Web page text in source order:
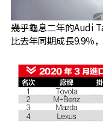
幾乎龜息二年的Audi
比去年同期成長9.9％